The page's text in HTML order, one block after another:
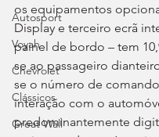
Autosport
Voyah
Chevrolet
Clássicos
Great Wall
os equipamentos
Display e terceiro ecrã
painel de bordo – tem
se ao passageiro
se o número de
interação com o
predominantemente